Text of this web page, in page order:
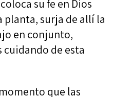
su fe en Dios
planta, surja de allí la
en conjunto,
de esta
que las